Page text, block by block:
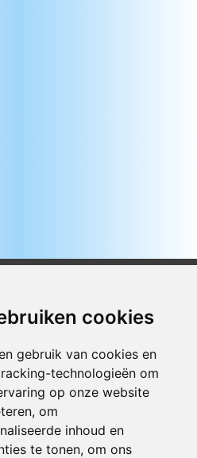
cookies
gebruik van cookies en
technologieën om
op onze website
om
inhoud en
te tonen, om ons